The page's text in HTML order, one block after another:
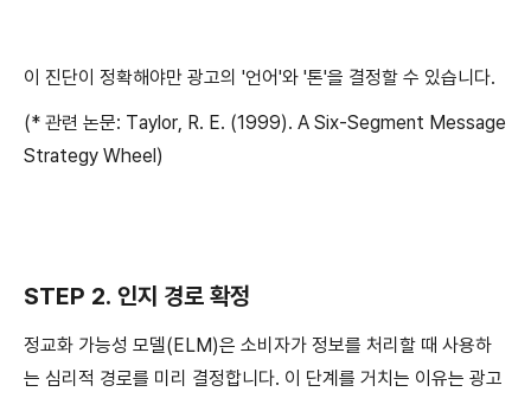
이 진단이 정확해야만 광고의 '언어'와 '톤'을 결정할 수 있습니다.
(* 관련 논문: Taylor, R. E. (1999). A Six-Segment Message
Strategy Wheel)
STEP 2. 인지 경로 확정
정교화 가능성 모델(ELM)은 소비자가 정보를 처리할 때 사용하
는 심리적 경로를 미리 결정합니다. 이 단계를 거치는 이유는 광고